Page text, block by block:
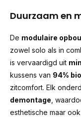
Duurzaam en
De modulaire
zowel solo als in
is vervaardigd uit
kussens van 94%
zitcomfort. Elk
demontage ,
esthetische maar